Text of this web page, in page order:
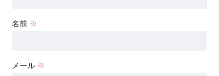
名前 ※
メール ※